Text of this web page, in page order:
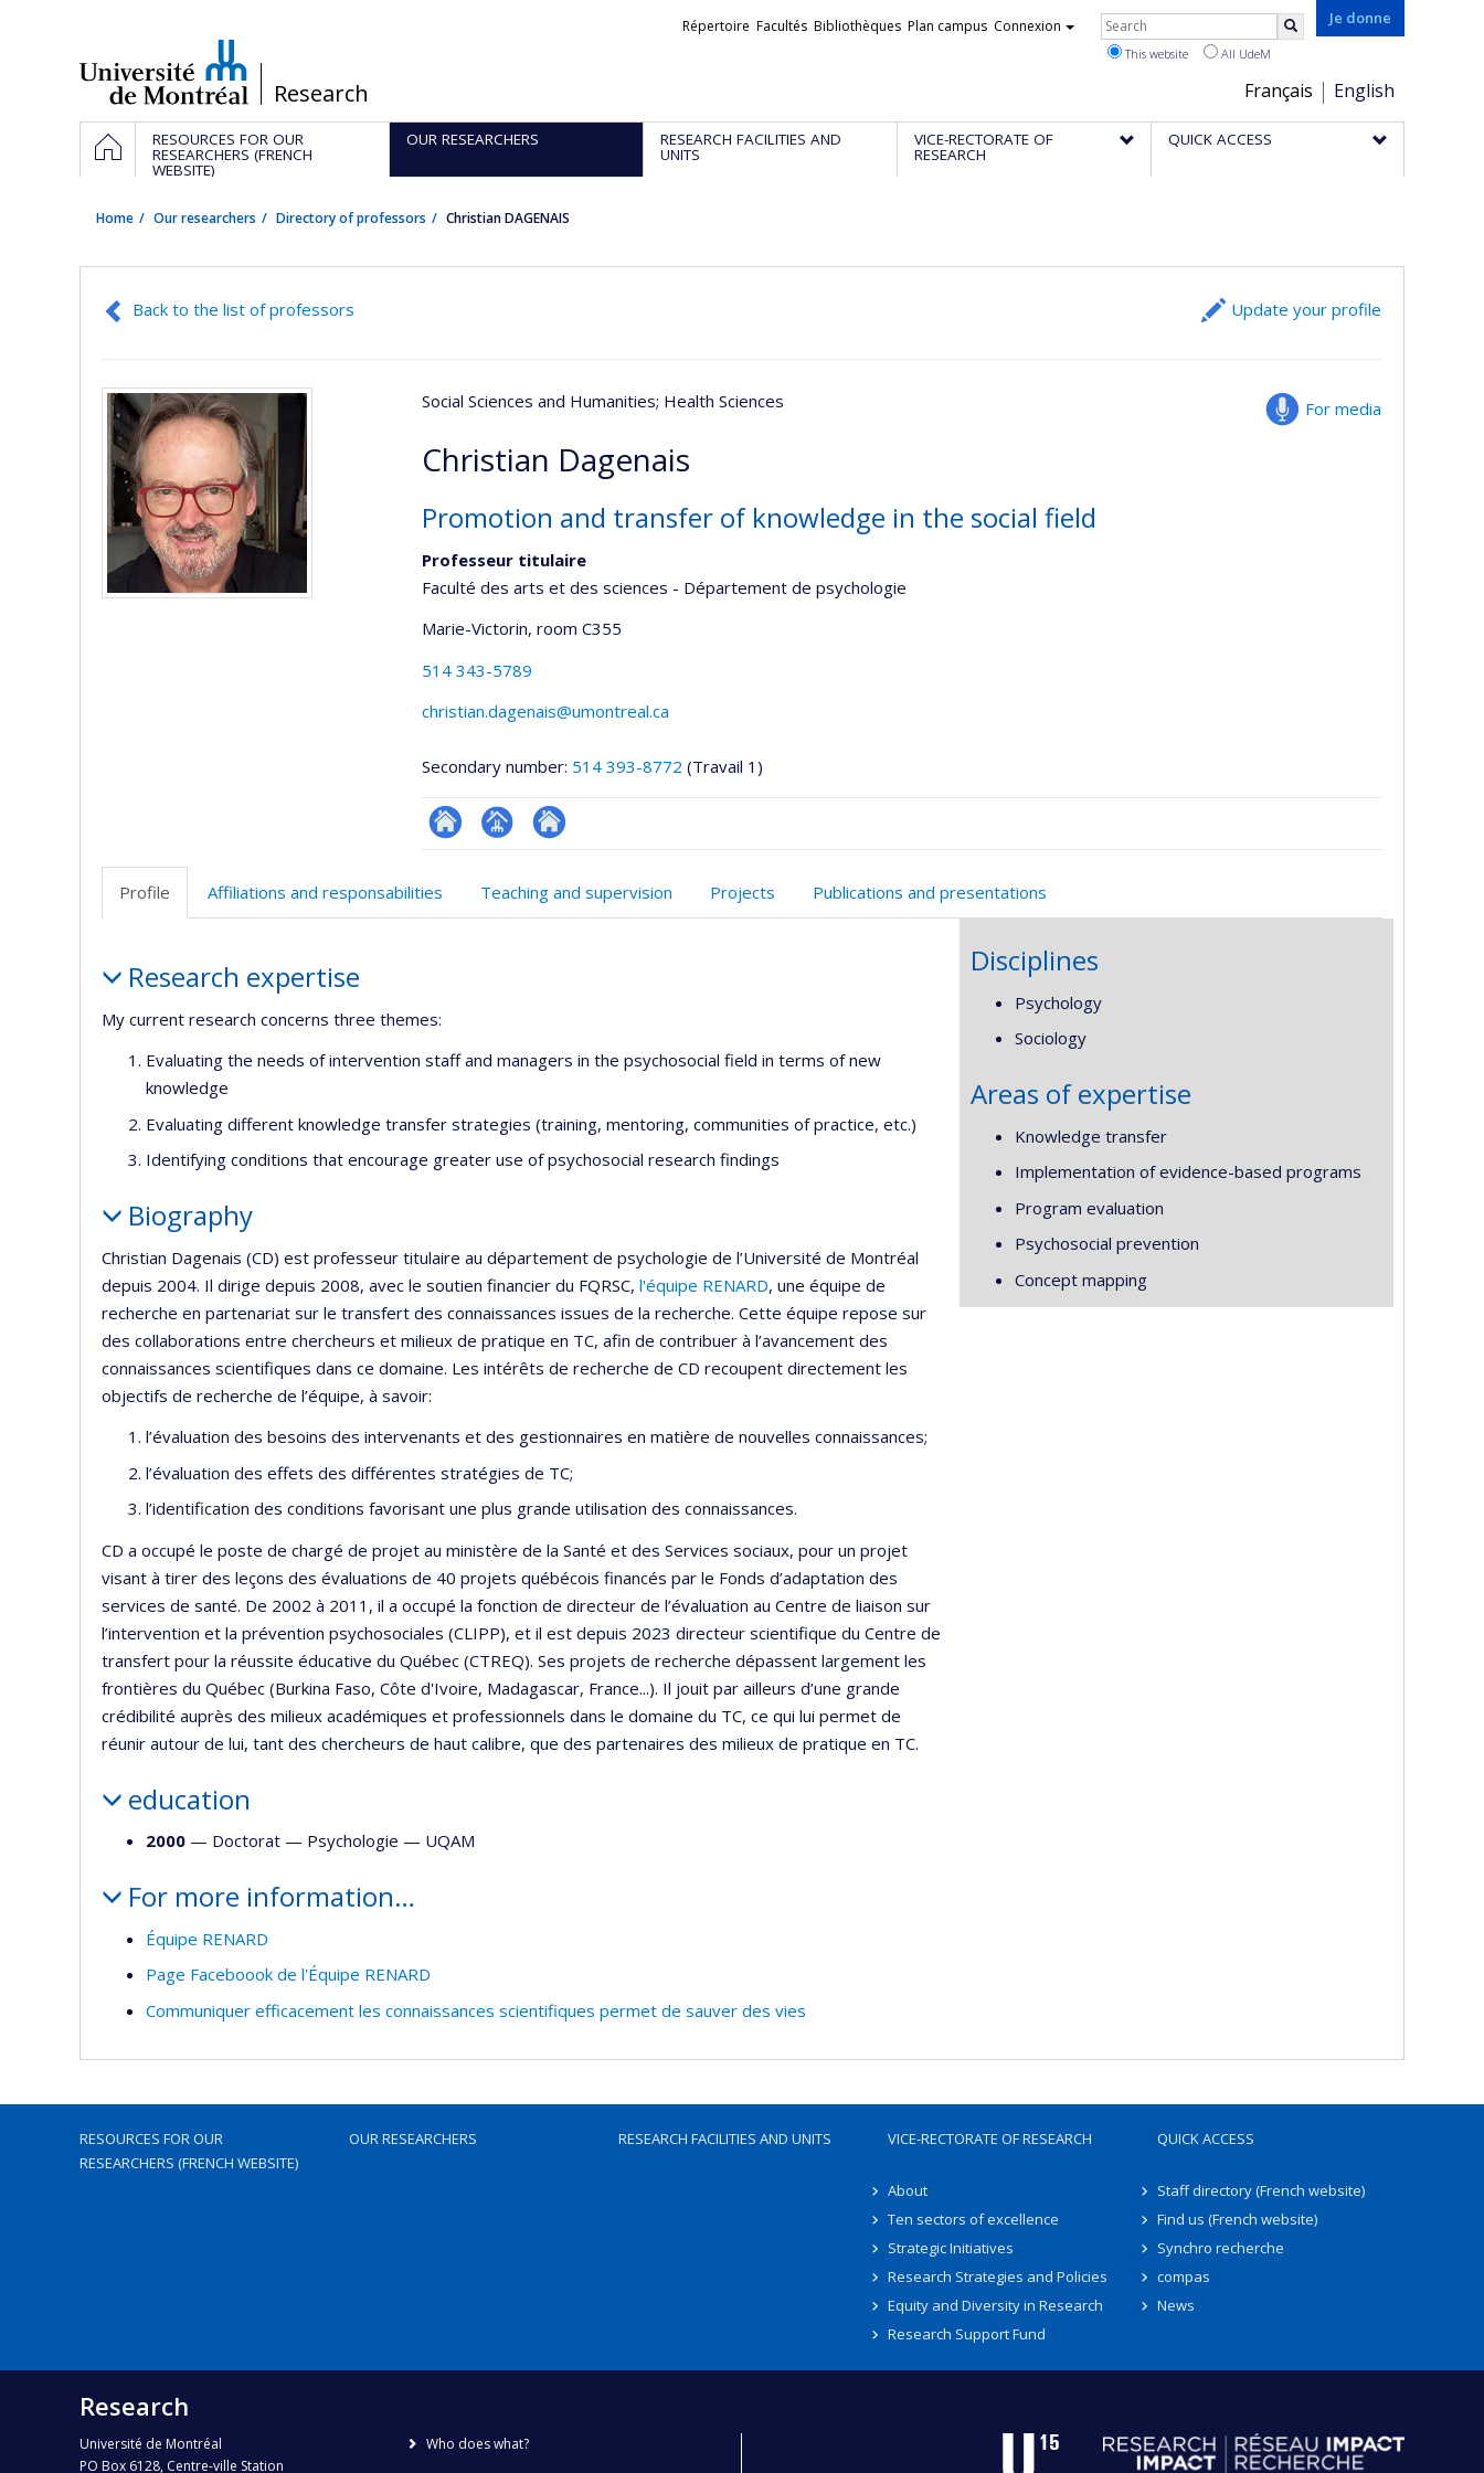
/Research
Je donne
Choix
de
la
Français English
Liens
Répertoire Facultés Bibliothèques Plan campus Connexion Rechercher
This website All UdeM
Navigation
principale
HOMERESOURCES FOR OUR
RESEARCHERS (FRENCH
WEBSITE)
OUR RESEARCHERS RESEARCH FACILITIES AND
UNITS
VICE-RECTORATE OF
RESEARCH
QUICK ACCESS
Home Our researchers Directory of professors Christian DAGENAIS
Back to the list of professors Update your profile
For media
Social Sciences and Humanities; Health Sciences
Christian Dagenais
Promotion and transfer of knowledge in the social field
Professeur titulaire
Faculté des arts et des sciences - Département de psychologie
Marie-Victorin, room C355
514 343-5789
christian.dagenais@umontreal.ca
Secondary number: 514 393-8772 (Travail 1)
ResearchGate
Page
(faculté,département,école)
Site
de
Profile Affiliations and responsabilities Teaching and supervision Projects Publications and presentations
Research expertise
My current research concerns three themes:
Evaluating the needs of intervention staff and managers in the psychosocial field in terms of new
knowledge
Evaluating different knowledge transfer strategies (training, mentoring, communities of practice, etc.)
Identifying conditions that encourage greater use of psychosocial research findings
Biography
Christian Dagenais (CD) est professeur titulaire au département de psychologie de l’Université de Montréal
depuis 2004. Il dirige depuis 2008, avec le soutien financier du FQRSC, l'équipe RENARD, une équipe de
recherche en partenariat sur le transfert des connaissances issues de la recherche. Cette équipe repose sur
des collaborations entre chercheurs et milieux de pratique en TC, afin de contribuer à l’avancement des
connaissances scientifiques dans ce domaine. Les intérêts de recherche de CD recoupent directement les
objectifs de recherche de l’équipe, à savoir:
l’évaluation des besoins des intervenants et des gestionnaires en matière de nouvelles connaissances;
l’évaluation des effets des différentes stratégies de TC;
l’identification des conditions favorisant une plus grande utilisation des connaissances.
CD a occupé le poste de chargé de projet au ministère de la Santé et des Services sociaux, pour un projet
visant à tirer des leçons des évaluations de 40 projets québécois financés par le Fonds d’adaptation des
services de santé. De 2002 à 2011, il a occupé la fonction de directeur de l’évaluation au Centre de liaison sur
l’intervention et la prévention psychosociales (CLIPP), et il est depuis 2023 directeur scientifique du Centre de
transfert pour la réussite éducative du Québec (CTREQ). Ses projets de recherche dépassent largement les
frontières du Québec (Burkina Faso, Côte d'Ivoire, Madagascar, France...). Il jouit par ailleurs d’une grande
crédibilité auprès des milieux académiques et professionnels dans le domaine du TC, ce qui lui permet de
réunir autour de lui, tant des chercheurs de haut calibre, que des partenaires des milieux de pratique en TC.
education
2000 — Doctorat — Psychologie — UQAM
For more information…
Équipe RENARD
Page Faceboook de l'Équipe RENARD
Communiquer efficacement les connaissances scientifiques permet de sauver des vies
Disciplines
Psychology
Sociology
Areas of expertise
Knowledge transfer
Implementation of evidence-based programs
Program evaluation
Psychosocial prevention
Concept mapping
RESOURCES FOR OUR
RESEARCHERS (FRENCH WEBSITE)
OUR RESEARCHERS RESEARCH FACILITIES AND UNITS VICE-RECTORATE OF RESEARCH
About
Ten sectors of excellence
Strategic Initiatives
Research Strategies and Policies
Equity and Diversity in Research
Research Support Fund
QUICK ACCESS
Staff directory (French website)
Find us (French website)
Synchro recherche
compas
News
Research
Université de Montréal
PO Box 6128, Centre-ville Station
Who does what?